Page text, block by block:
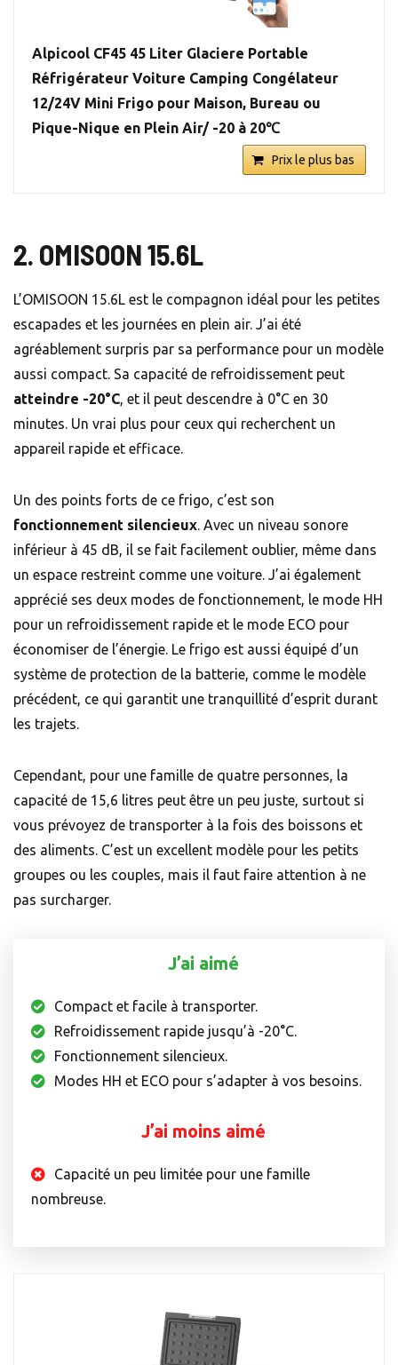
Alpicool CF45 45 Liter Glaciere Portable
Réfrigérateur Voiture Camping Congélateur
12/24V Mini Frigo pour Maison, Bureau ou
Pique-Nique en Plein Air/ -20 à 20℃
Prix le plus bas
2. OMISOON 15.6L
L’OMISOON 15.6L est le compagnon idéal pour les petites
escapades et les journées en plein air. J’ai été
agréablement surpris par sa performance pour un modèle
aussi compact. Sa capacité de refroidissement peut
atteindre -20°C, et il peut descendre à 0°C en 30
minutes. Un vrai plus pour ceux qui recherchent un
appareil rapide et efficace.
Un des points forts de ce frigo, c’est son
fonctionnement silencieux. Avec un niveau sonore
inférieur à 45 dB, il se fait facilement oublier, même dans
un espace restreint comme une voiture. J’ai également
apprécié ses deux modes de fonctionnement, le mode HH
pour un refroidissement rapide et le mode ECO pour
économiser de l’énergie. Le frigo est aussi équipé d’un
système de protection de la batterie, comme le modèle
précédent, ce qui garantit une tranquillité d’esprit durant
les trajets.
Cependant, pour une famille de quatre personnes, la
capacité de 15,6 litres peut être un peu juste, surtout si
vous prévoyez de transporter à la fois des boissons et
des aliments. C’est un excellent modèle pour les petits
groupes ou les couples, mais il faut faire attention à ne
pas surcharger.
J’ai aimé
Compact et facile à transporter.
Refroidissement rapide jusqu’à -20°C.
Fonctionnement silencieux.
Modes HH et ECO pour s’adapter à vos besoins.
J’ai moins aimé
Capacité un peu limitée pour une famille
nombreuse.